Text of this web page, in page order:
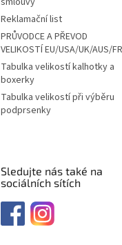
Reklamační list
PRŮVODCE A PŘEVOD
VELIKOSTÍ EU/USA/UK/AUS/FR
Tabulka velikostí kalhotky a
boxerky
Tabulka velikostí při výběru
podprsenky
Sledujte nás také na
sociálních sítích